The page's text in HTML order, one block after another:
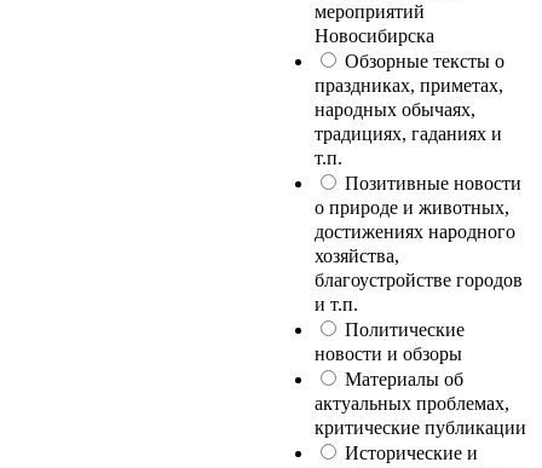
мероприятий
Новосибирска
Обзорные тексты о
праздниках, приметах,
народных обычаях,
традициях, гаданиях и
т.п.
Позитивные новости
о природе и животных,
достижениях народного
хозяйства,
благоустройстве городов
и т.п.
Политические
новости и обзоры
Материалы об
актуальных проблемах,
критические публикации
Исторические и